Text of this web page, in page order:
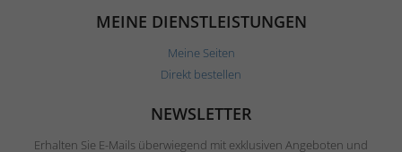
MEINE DIENSTLEISTUNGEN
Meine Seiten
Direkt bestellen
NEWSLETTER
Erhalten Sie E-Mails überwiegend mit exklusiven Angeboten und